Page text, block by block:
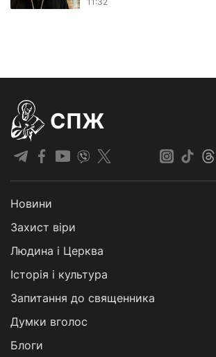
СПЖ
Новини
Захист віри
Людина і Церква
Історія і культура
Запитання до священника
Думки вголос
Блоги